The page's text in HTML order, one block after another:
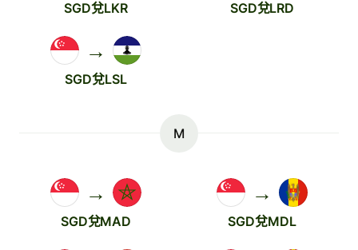
SGD兌LKR SGD兌LRD
→
SGD兌LSL
M
→
SGD兌MAD
→
SGD兌MDL